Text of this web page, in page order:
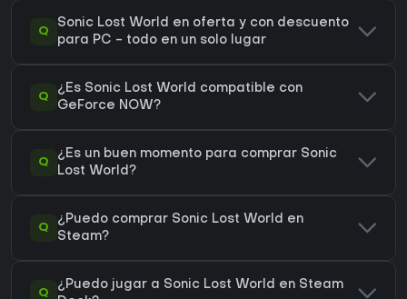
Q
Sonic Lost World en oferta y con descuento
para PC - todo en un solo lugar
Q
¿Es Sonic Lost World compatible con
GeForce NOW?
Q
¿Es un buen momento para comprar Sonic
Lost World?
Q
¿Puedo comprar Sonic Lost World en
Steam?
Q
¿Puedo jugar a Sonic Lost World en Steam